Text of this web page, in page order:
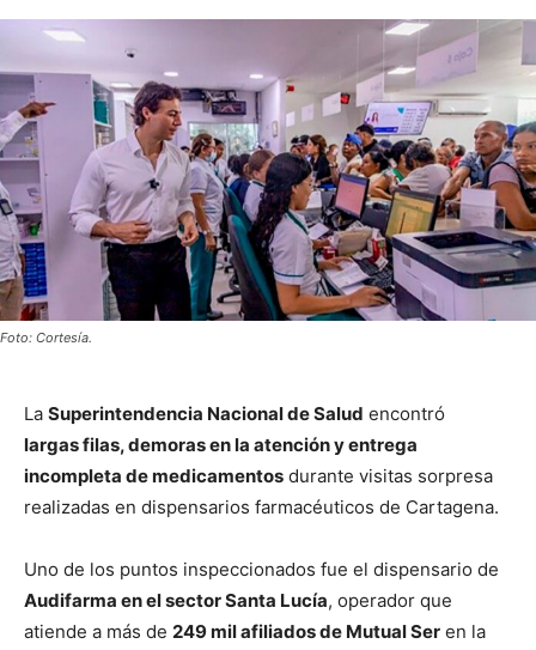
Foto: Cortesía.
La Superintendencia Nacional de Salud encontró
largas filas, demoras en la atención y entrega
incompleta de medicamentos durante visitas sorpresa
realizadas en dispensarios farmacéuticos de Cartagena.
Uno de los puntos inspeccionados fue el dispensario de
Audifarma en el sector Santa Lucía, operador que
atiende a más de 249 mil afiliados de Mutual Ser en la